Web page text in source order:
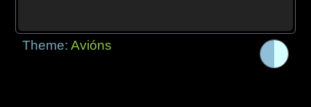
Theme:Avións